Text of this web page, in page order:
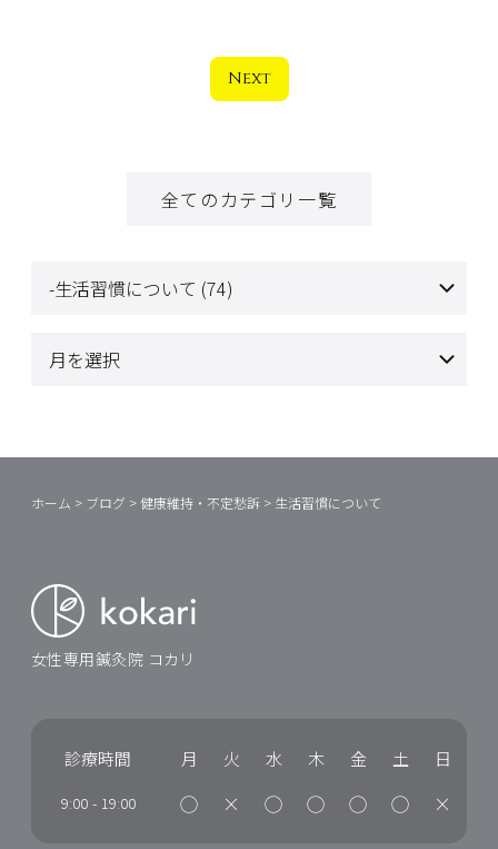
Next
全てのカテゴリ一覧
ホーム > ブログ >健康維持・不定愁訴 > 生活習慣について
女性専用鍼灸院 コカリ
診療時間 月 火 水 木 金 土 日
9:00 - 19:00 ◯ × ◯ ◯ ◯ ◯ ×